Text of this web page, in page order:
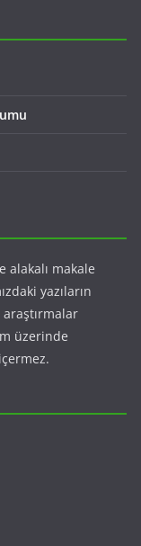
alakalı makale
yazıların
üzerinde